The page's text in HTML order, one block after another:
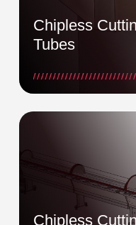
Chipless
Tubes
Chipless